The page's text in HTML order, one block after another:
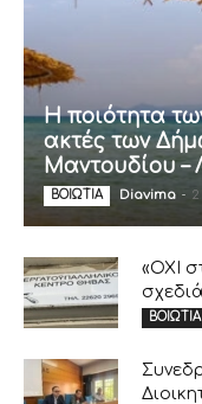
Η ποιότητα
ακτές των
Μαντουδίου –
ΒΟΙΩΤΙΑ Diavima -
«ΟΧΙ
ΒΟΙΩΤΙΑ